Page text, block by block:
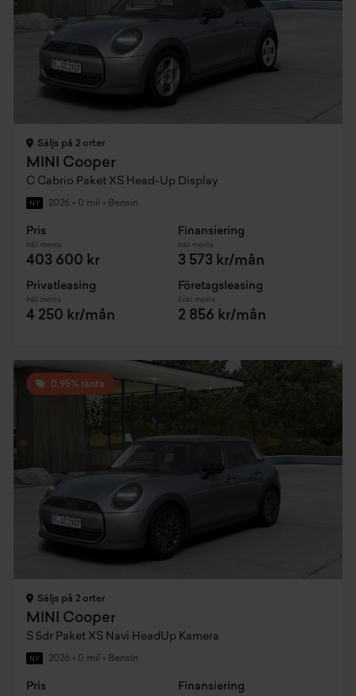
Säljs på 2 orter
MINI Cooper
C Cabrio Paket XS Head-Up Display
NY 2026 • 0 mil • Bensin
Pris
Inkl. moms
403 600 kr
Finansiering
Inkl. moms
3 573 kr/mån
Privatleasing
Inkl. moms
4 250 kr/mån
Företagsleasing
Exkl. moms
2 856 kr/mån
0,95% ränta
Säljs på 2 orter
MINI Cooper
S 5dr Paket XS Navi HeadUp Kamera
NY 2026 • 0 mil • Bensin
Pris Finansiering